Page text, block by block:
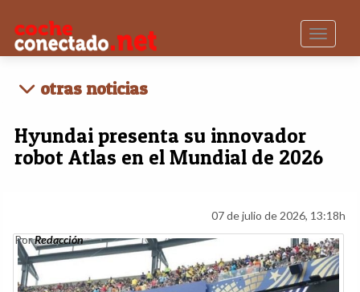
Toggle
otras noticias
Hyundai presenta su innovador
robot Atlas en el Mundial de 2026
07 de julio de 2026, 13:18h
PorRedacción